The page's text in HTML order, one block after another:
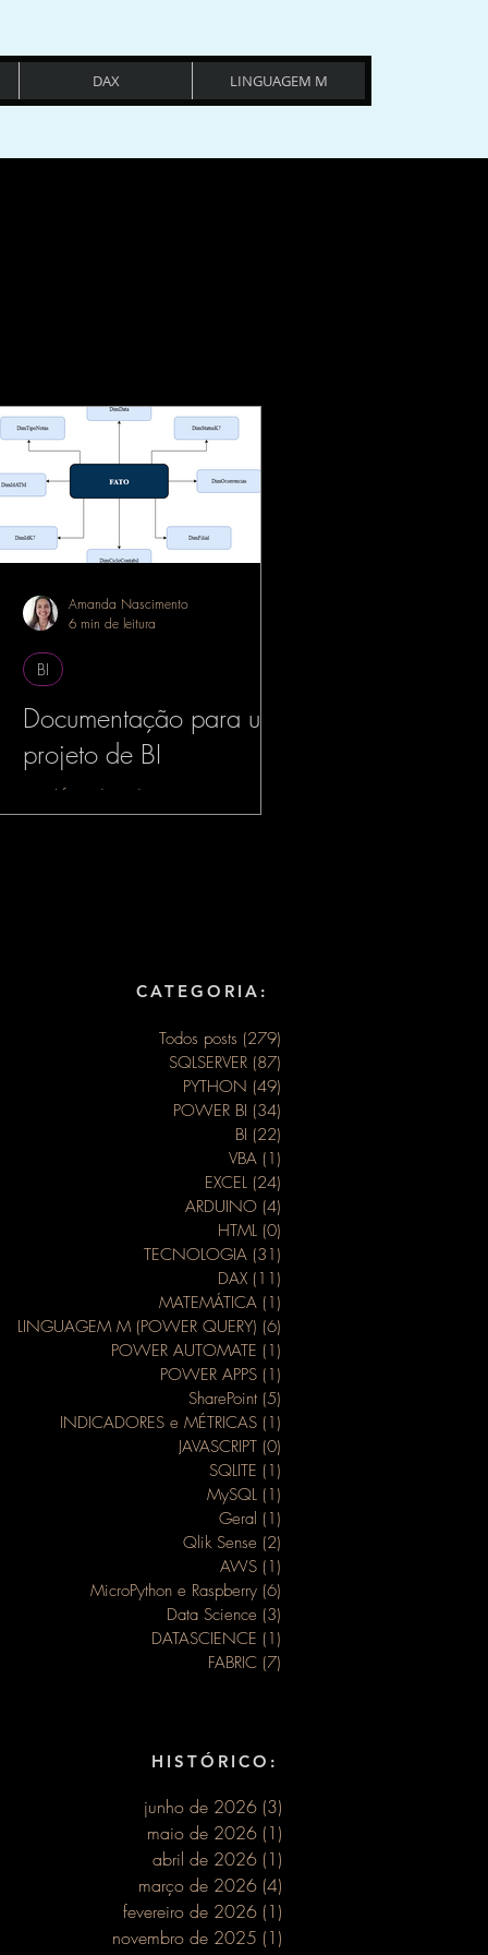
DAX LINGUAGEM M
Documentação para um
projeto de BI
simplificando a documentação para
projetos de BI
BI
Amanda Nascimento
6 min de leitura
CATEGORIA:
Todos posts (279)
SQLSERVER (87)
PYTHON (49)
POWER BI (34)
BI (22)
VBA (1)
EXCEL (24)
ARDUINO (4)
HTML (0)
TECNOLOGIA (31)
DAX (11)
MATEMÁTICA (1)
LINGUAGEM M (POWER QUERY) (6)
POWER AUTOMATE (1)
POWER APPS (1)
SharePoint (5)
INDICADORES e MÉTRICAS (1)
JAVASCRIPT (0)
SQLITE (1)
MySQL (1)
Geral (1)
Qlik Sense (2)
AWS (1)
MicroPython e Raspberry (6)
Data Science (3)
DATASCIENCE (1)
FABRIC (7)
HISTÓRICO:
junho de 2026 (3)
maio de 2026 (1)
abril de 2026 (1)
março de 2026 (4)
fevereiro de 2026 (1)
novembro de 2025 (1)